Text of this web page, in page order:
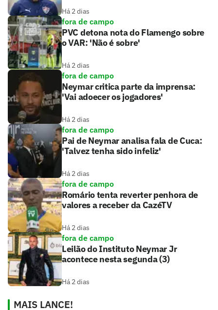
Há 2 dias
fora de campo
PVC detona nota do Flamengo sobre
o VAR: 'Não é sobre'
Há 2 dias
fora de campo
Neymar critica parte da imprensa:
'Vai adoecer os jogadores'
Há 2 dias
fora de campo
Pai de Neymar analisa fala de Cuca:
'Talvez tenha sido infeliz'
Há 2 dias
fora de campo
Romário tenta reverter penhora de
valores a receber da CazéTV
Há 2 dias
fora de campo
Leilão do Instituto Neymar Jr
acontece nesta segunda (3)
Há 2 dias
MAIS LANCE!